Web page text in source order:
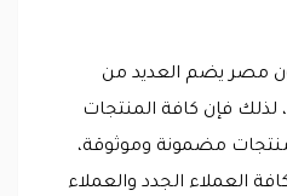
مصر يضم العديد من
لذلك فإن كافة المنتجات
مضمونة وموثوقة،
العملاء الجدد والعملاء